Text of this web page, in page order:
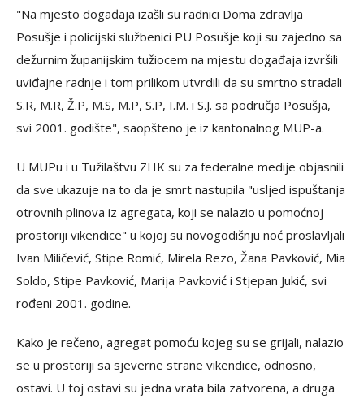
"Na mjesto događaja izašli su radnici Doma zdravlja
Posušje i policijski službenici PU Posušje koji su zajedno sa
dežurnim županijskim tužiocem na mjestu događaja izvršili
uviđajne radnje i tom prilikom utvrdili da su smrtno stradali
S.R, M.R, Ž.P, M.S, M.P, S.P, I.M. i S.J. sa područja Posušja,
svi 2001. godište", saopšteno je iz kantonalnog MUP-a.
U MUPu i u Tužilaštvu ZHK su za federalne medije objasnili
da sve ukazuje na to da je smrt nastupila "usljed ispuštanja
otrovnih plinova iz agregata, koji se nalazio u pomoćnoj
prostoriji vikendice" u kojoj su novogodišnju noć proslavljali
Ivan Miličević, Stipe Romić, Mirela Rezo, Žana Pavković, Mia
Soldo, Stipe Pavković, Marija Pavković i Stjepan Jukić, svi
rođeni 2001. godine.
Kako je rečeno, agregat pomoću kojeg su se grijali, nalazio
se u prostoriji sa sjeverne strane vikendice, odnosno,
ostavi. U toj ostavi su jedna vrata bila zatvorena, a druga